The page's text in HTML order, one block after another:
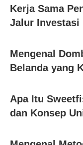
Kerja Sama
Jalur Investasi
Mengenal
Belanda yang
Apa Itu
dan Konsep